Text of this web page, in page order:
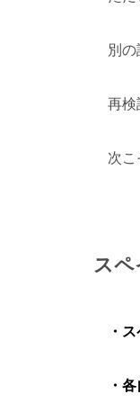
別
再検
次こ
スペ
・
・